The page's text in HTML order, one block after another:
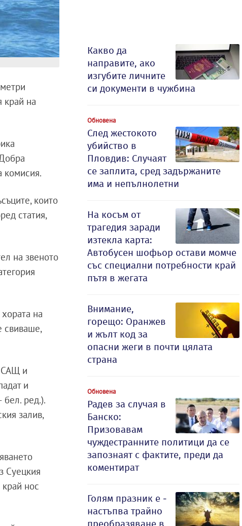
край на
комисия.
които
статия,
на звеното
на
свиваше,
САЩ и
и
бел. ред.).
залив,
Суецкия
нос
Какво да
направите, ако
изгубите личните
си документи в чужбина
Обновена
След жестокото
убийство в
Пловдив: Случаят
се заплита, сред задържаните
има и непълнолетни
На косъм от
трагедия заради
изтекла карта:
Автобусен шофьор остави момче
със специални потребности край
пътя в жегата
Внимание,
горещо: Оранжев
и жълт код за
опасни жеги в почти цялата
страна
Обновена
Радев за случая в
Банско:
Призовавам
чуждестранните политици да се
запознаят с фактите, преди да
коментират
Голям празник е -
настъпва трайно